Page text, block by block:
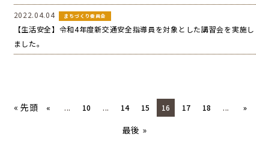
2022.04.04 まちづくり委員会
【生活安全】令和4年度新交通安全指導員を対象とした講習会を実施し
ました。
« 先頭 « ... 10 ... 14 15 16 17 18 ... »
最後 »